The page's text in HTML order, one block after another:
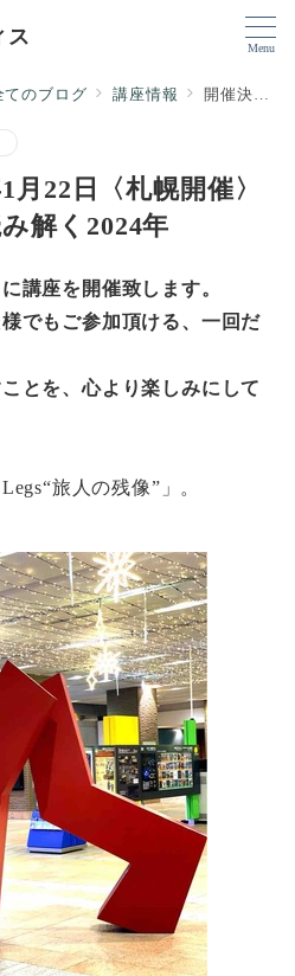
Menu
ス
てのブログ 講座情報 開催決定！2024年1月22日〈札幌開催〉陰陽五行の暦で読み解く2024年
月22日〈札幌開催〉
解く2024年
講座を開催致します。
でもご参加頂ける、一回だ
とを、心より楽しみにして
旅人の残像”」。